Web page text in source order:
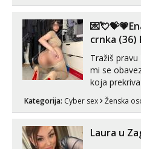
crnka (36)
Tražiš pravu
mi se
koja
vidio, čista
bolje da ni
vjeruj mi,
spremna za
Kategorija: Cyber sex Ženska
Laura u